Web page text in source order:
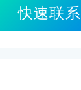
快速联系